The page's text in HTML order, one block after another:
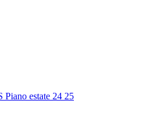
Piano estate 24 25